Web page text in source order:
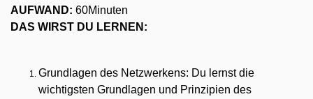
AUFWAND: 60Minuten
DAS WIRST DU LERNEN:
Grundlagen des Netzwerkens: Du lernst die
wichtigsten Grundlagen und Prinzipien des